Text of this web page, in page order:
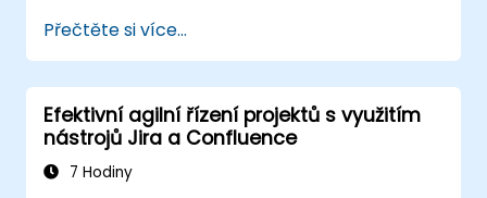
Posouvat úkoly napříč celým pracovním
procesem.
Provádět vyhledávání v systému.
Správit a přizpůsobovat obrazovky a
filtry.
Přečtěte si více...
Efektivní agilní řízení projektů s využitím
nástrojů Jira a Confluence
7 Hodiny